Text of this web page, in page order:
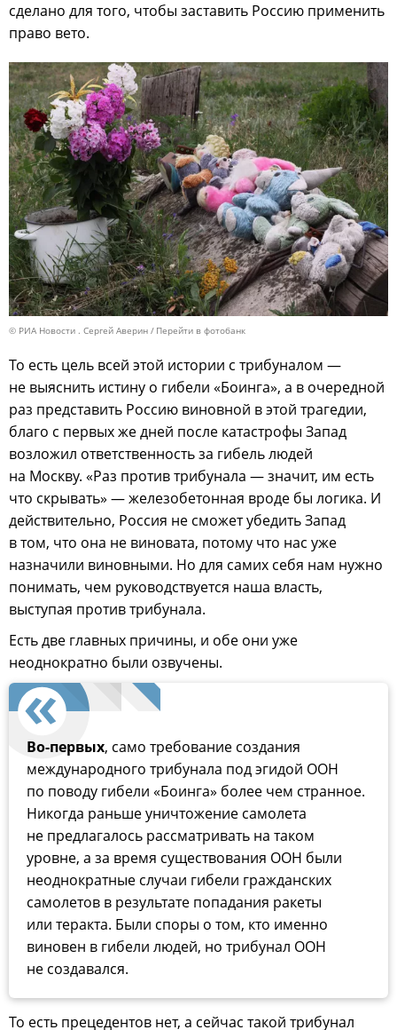
сделано для того, чтобы заставить Россию применить
право вето.
© РИА Новости . Сергей Аверин Перейти в фотобанк
То есть цель всей этой истории с трибуналом —
не выяснить истину о гибели «Боинга», а в очередной
раз представить Россию виновной в этой трагедии,
благо с первых же дней после катастрофы Запад
возложил ответственность за гибель людей
на Москву. «Раз против трибунала — значит, им есть
что скрывать» — железобетонная вроде бы логика. И
действительно, Россия не сможет убедить Запад
в том, что она не виновата, потому что нас уже
назначили виновными. Но для самих себя нам нужно
понимать, чем руководствуется наша власть,
выступая против трибунала.
Есть две главных причины, и обе они уже
неоднократно были озвучены.
Во-первых, само требование создания
международного трибунала под эгидой ООН
по поводу гибели «Боинга» более чем странное.
Никогда раньше уничтожение самолета
не предлагалось рассматривать на таком
уровне, а за время существования ООН были
неоднократные случаи гибели гражданских
самолетов в результате попадания ракеты
или теракта. Были споры о том, кто именно
виновен в гибели людей, но трибунал ООН
не создавался.
То есть прецедентов нет, а сейчас такой трибунал